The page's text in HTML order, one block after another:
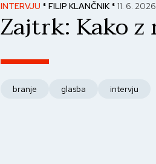
INTERVJU * FILIP KLANČNIK *11. 6. 2026
Zajtrk: Kako
branje glasba intervju